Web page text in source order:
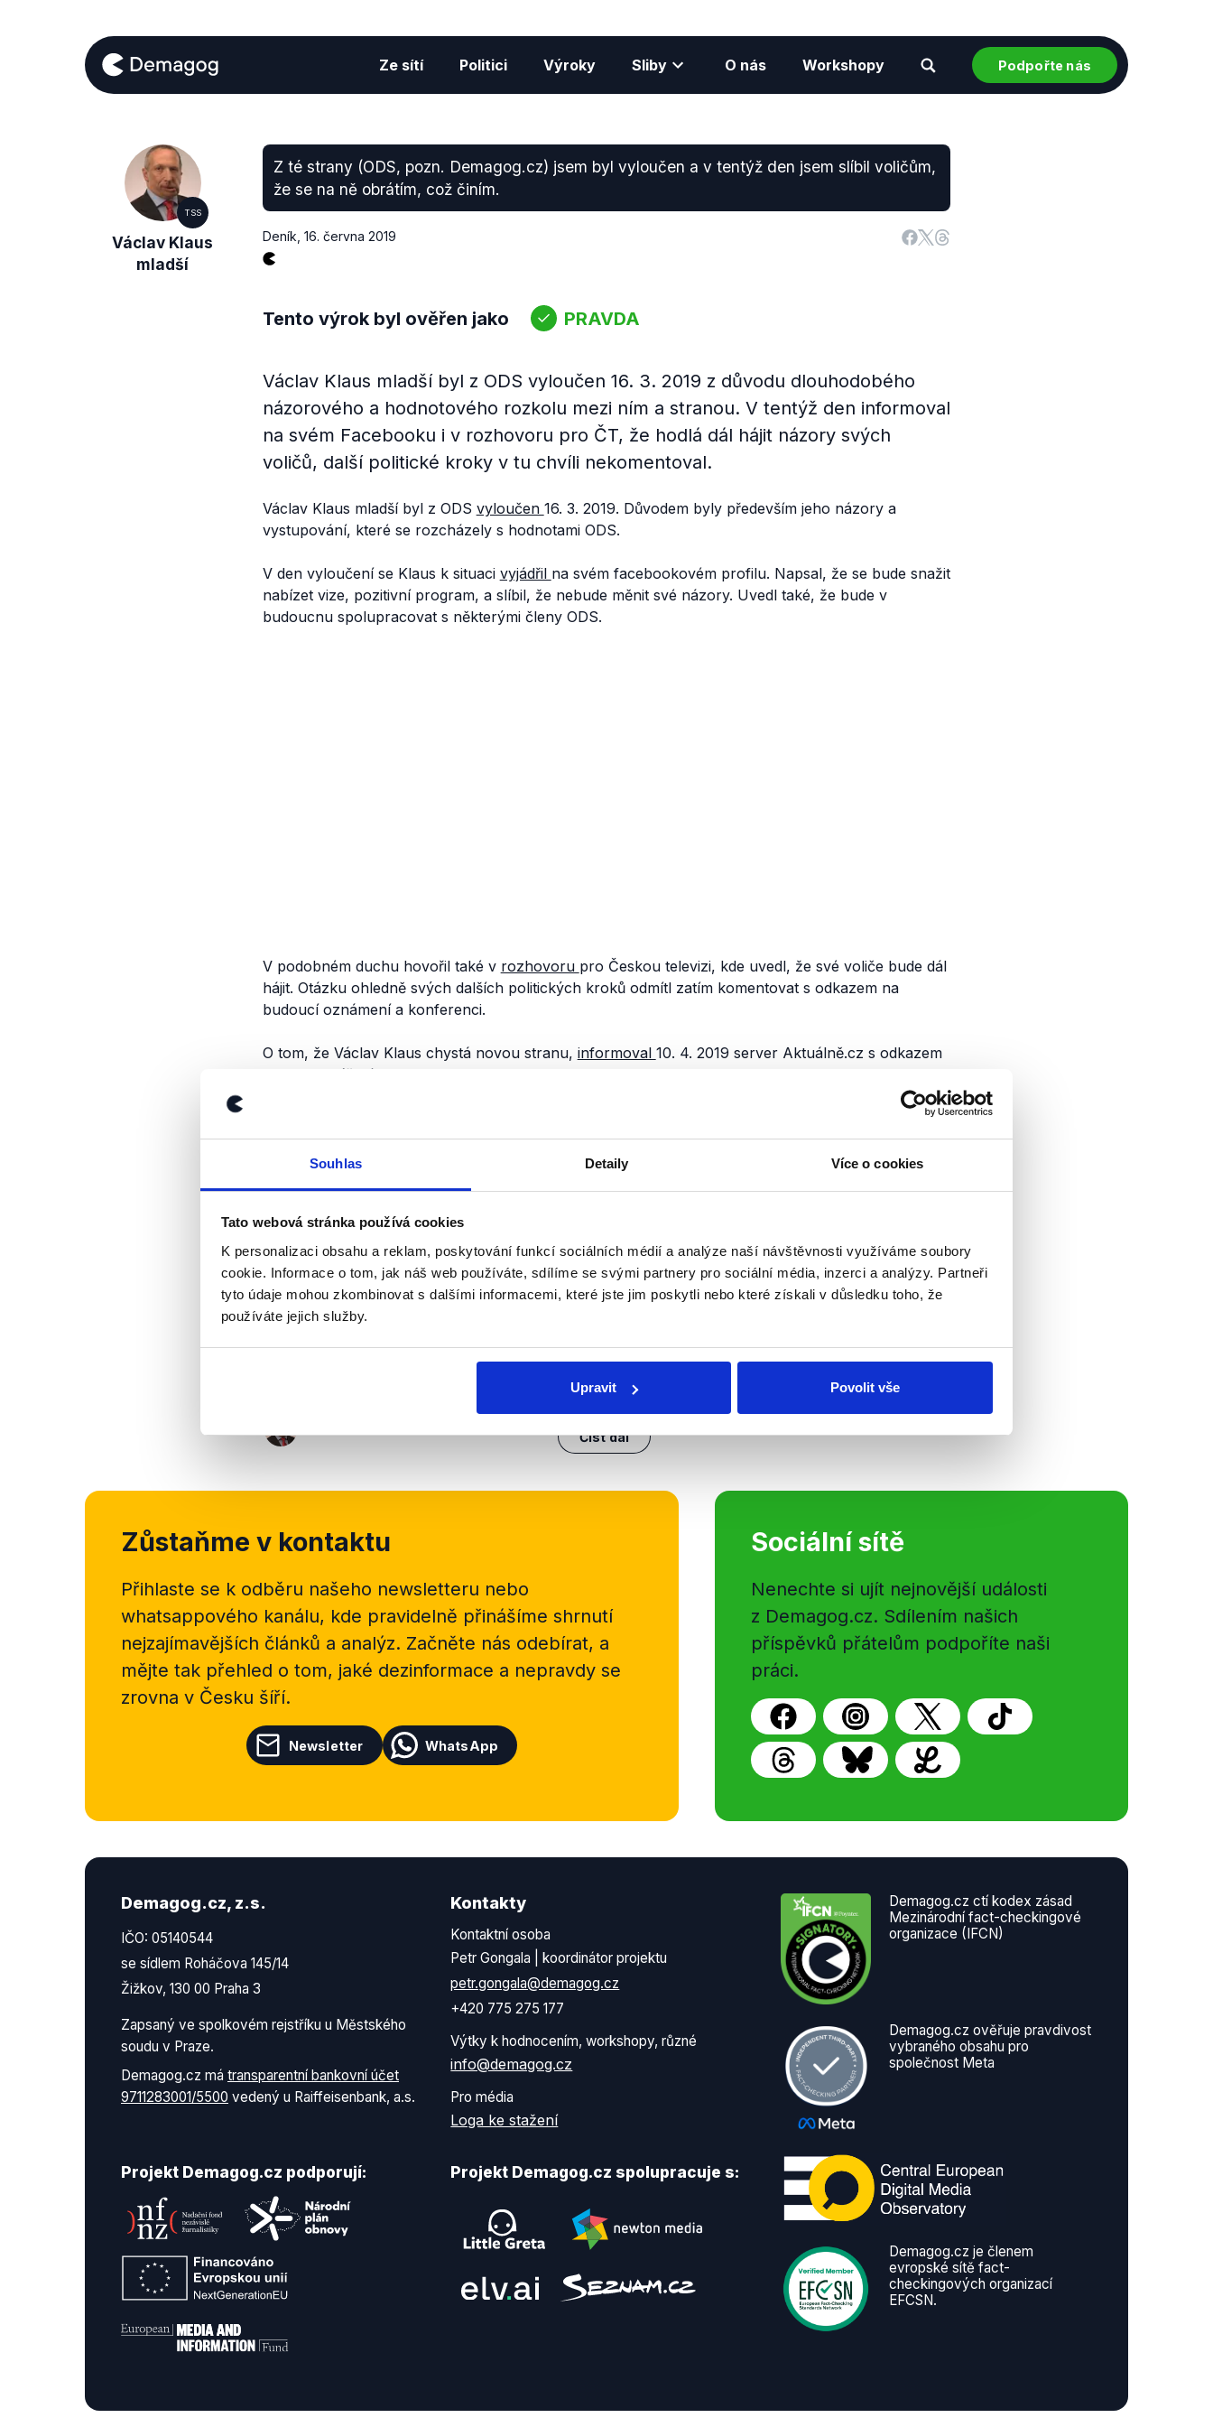
Souhlas Detaily Více o cookies
Tato webová stránka používá cookies
K personalizaci obsahu a reklam, poskytování funkcí sociálních médií a analýze naší návštěvnosti využíváme soubory
cookie. Informace o tom, jak náš web používáte, sdílíme se svými partnery pro sociální média, inzerci a analýzy. Partneři
tyto údaje mohou zkombinovat s dalšími informacemi, které jste jim poskytli nebo které získali v důsledku toho, že
používáte jejich služby.
Upravit Povolit vše
Ze sítí Politici Výroky Sliby O nás Workshopy Podpořte nás
TSS
Václav Klaus
mladší
Z té strany (ODS, pozn. Demagog.cz) jsem byl vyloučen a v tentýž den jsem slíbil voličům,
že se na ně obrátím, což činím.
Deník 16. června 2019
Tento výrok byl ověřen jako PRAVDA
Václav Klaus mladší byl z ODS vyloučen 16. 3. 2019 z důvodu dlouhodobého
názorového a hodnotového rozkolu mezi ním a stranou. V tentýž den informoval
na svém Facebooku i v rozhovoru pro ČT, že hodlá dál hájit názory svých
voličů, další politické kroky v tu chvíli nekomentoval.
Václav Klaus mladší byl z ODS vyloučen 16. 3. 2019. Důvodem byly především jeho názory a
vystupování, které se rozcházely s hodnotami ODS.
V den vyloučení se Klaus k situaci vyjádřil na svém facebookovém profilu. Napsal, že se bude snažit
nabízet vize, pozitivní program, a slíbil, že nebude měnit své názory. Uvedl také, že bude v
budoucnu spolupracovat s některými členy ODS.
V podobném duchu hovořil také v rozhovoru pro Českou televizi, kde uvedl, že své voliče bude dál
hájit. Otázku ohledně svých dalších politických kroků odmítl zatím komentovat s odkazem na
budoucí oznámení a konferenci.
O tom, že Václav Klaus chystá novou stranu, informoval 10. 4. 2019 server Aktuálně.cz s odkazem
na Hospodářské noviny.
10. 6. 2019 na konferenci v Praze. Hnutí
chce hájit konzervativní hodnoty a pracující lidi. V nové straně působí také bývalá poslankyně za
ODS Zuzana Majerová Zahradníková a v synově straně se bude angažovat také exprezident Václav
Výrok jsme zmínili
Václav Klaus ml. a jeho Trikolóra
bezpečnosti a vojákům v Afghánistánu....
Číst dál
Zůstaňme v kontaktu
Přihlaste se k odběru našeho newsletteru nebo
whatsappového kanálu, kde pravidelně přinášíme shrnutí
nejzajímavějších článků a analýz. Začněte nás odebírat, a
mějte tak přehled o tom, jaké dezinformace a nepravdy se
zrovna v Česku šíří.
Newsletter WhatsApp
Sociální sítě
Nenechte si ujít nejnovější události
z Demagog.cz. Sdílením našich
příspěvků přátelům podpoříte naši
práci.
Demagog.cz, z.s.
IČO: 05140544
se sídlem Roháčova 145/14
Žižkov, 130 00 Praha 3
Zapsaný ve spolkovém rejstříku u Městského
soudu v Praze.
Demagog.cz má transparentní bankovní účet
9711283001/5500 vedený u Raiffeisenbank, a.s.
Kontakty
Kontaktní osoba
Petr Gongala | koordinátor projektu
petr.gongala@demagog.cz
+420 775 275 177
Výtky k hodnocením, workshopy, různé
info@demagog.cz
Pro média
Loga ke stažení
Projekt Demagog.cz podporují: Projekt Demagog.cz spolupracuje s:
Demagog.cz ctí kodex zásad
Mezinárodní fact-checkingové
organizace (IFCN)
Demagog.cz ověřuje pravdivost
vybraného obsahu pro
společnost Meta
Demagog.cz je členem
evropské sítě fact-
checkingových organizací
EFCSN.